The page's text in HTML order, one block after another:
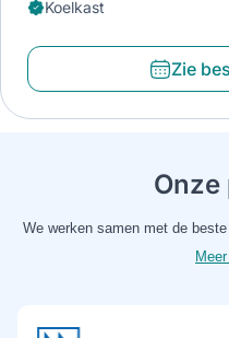
Koelkast
Zie
We werken samen met de